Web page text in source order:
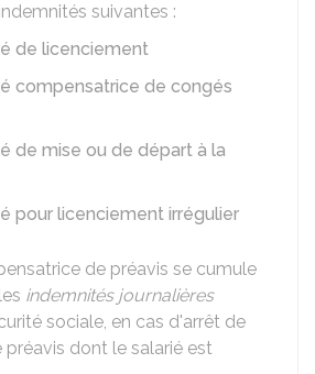
suivantes :
de licenciement
compensatrice de congés
de mise ou de départ à la
pour licenciement irrégulier
de préavis se cumule
indemnités journalières
sociale, en cas d'arrêt de
dont le salarié est